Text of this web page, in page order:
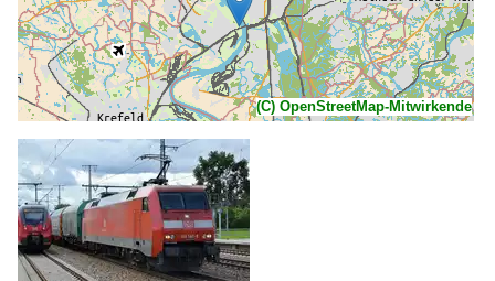
(C) OpenStreetMap-Mitwirkende